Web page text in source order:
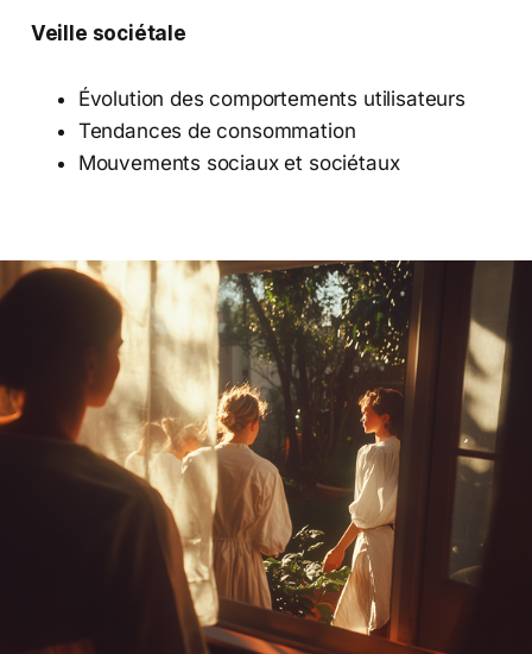
Veille sociétale
Évolution des comportements utilisateurs
Tendances de consommation
Mouvements sociaux et sociétaux